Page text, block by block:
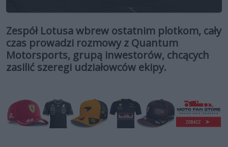
Zespół Lotusa wbrew ostatnim plotkom, cały
czas prowadzi rozmowy z Quantum
Motorsports, grupą inwestorów, chcących
zasilić szeregi udziałowców ekipy.